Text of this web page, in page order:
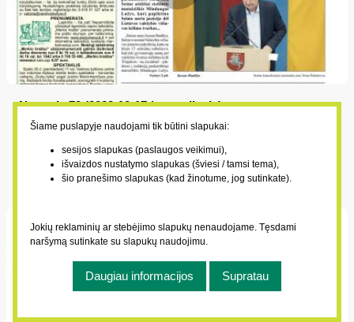
Numeris 79 (2023-10-17 / antradienis)
2023-10-17
Ir ką sau galvoja Seimo narys Juozas Baublys?; Varėniškės
nesutarimus su rajono valdžia vis dar kursto... fekalinis
siurblys; „Kaimas į namus“ – nemokama elektroninės
Šiame puslapyje naudojami tik būtini slapukai:
sesijos slapukas (paslaugos veikimui),
išvaizdos nustatymo slapukas (šviesi / tamsi tema),
šio pranešimo slapukas (kad žinotume, jog sutinkate).
Jokių reklaminių ar stebėjimo slapukų nenaudojame. Tęsdami
naršymą sutinkate su slapukų naudojimu.
Daugiau informacijos Supratau